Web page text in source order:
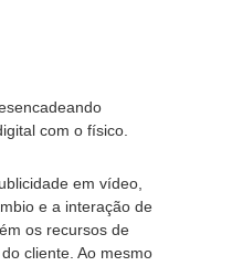
com o físico.
em vídeo,
e a interação de
os recursos de
cliente. Ao mesmo